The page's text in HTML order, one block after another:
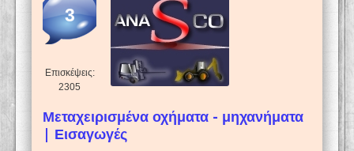
3
Επισκέψεις:
2305
Μεταχειρισμένα οχήματα - μηχανήματα
| Εισαγωγές